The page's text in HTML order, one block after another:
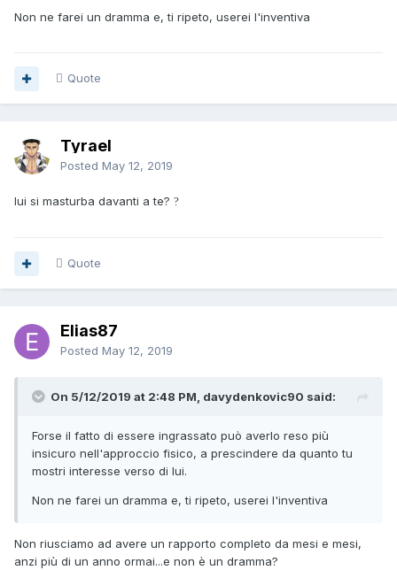
Non ne farei un dramma e, ti ripeto, userei l'inventiva
Quote
Tyrael
Posted May 12, 2019
lui si masturba davanti a te? ?
Quote
Elias87
Posted May 12, 2019
On 5/12/2019 at 2:48 PM, davydenkovic90 said:
Forse il fatto di essere ingrassato può averlo reso più
insicuro nell'approccio fisico, a prescindere da quanto tu
mostri interesse verso di lui.
Non ne farei un dramma e, ti ripeto, userei l'inventiva
Non riusciamo ad avere un rapporto completo da mesi e mesi,
anzi più di un anno ormai...e non è un dramma?